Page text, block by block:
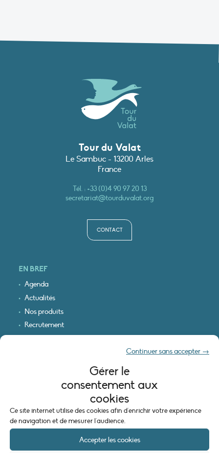
Gérer le
consentement aux
cookies
Ce site internet utilise des cookies afin d'enrichir votre expérience
de navigation et de mesurer l'audience.
Accepter les cookies
Continuer sans accepter →
Tour du Valat
Le Sambuc - 13200 Arles
France
Tél. :+33 (0)4 90 97 20 13
secretariat@tourduvalat.org
CONTACT
EN BREF
Agenda
Actualités
Nos produits
Recrutement
INFORMATIONS LÉGALES
Mentions légales
Politique de cookies (UE)